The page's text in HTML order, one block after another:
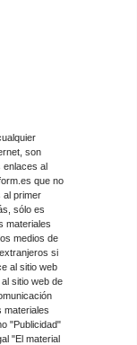
son
enlaces al
que no
al primer
sólo es
materiales
medios de
si
al sitio web
sitio web de
materiales
"Publicidad"
"El material